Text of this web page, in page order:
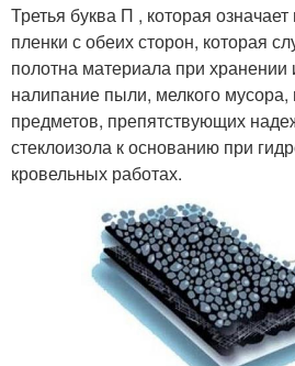
Третья буква П , которая
пленки с обеих сторон, которая
полотна материала при
налипание пыли, мелкого мусора,
предметов, препятствующих
стеклоизола к основанию при
кровельных работах.